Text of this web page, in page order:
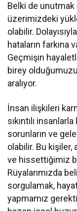
Belki de
üzerimizdeki
olabilir.
hataların farkına
Geçmişin
birey
aralıyor.
İnsan ilişkileri
sıkıntılı
sorunların ve
olabilir. Bu
ve hissettiğimiz
Rüyalarımızda
sorgulamak,
yapmamız